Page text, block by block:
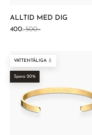
ALLTID MED DIG
REA-pris
400:-Pris
500:-
VATTENTÅLIGA 💧
Spara 20%